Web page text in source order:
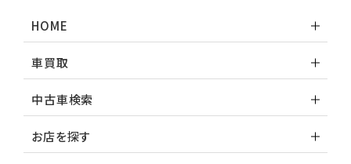
HOME
車買取
中古車検索
お店を探す